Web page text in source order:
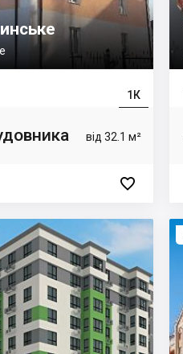
1К
від 32.1 м²
